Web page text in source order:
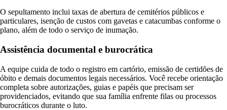
O sepultamento inclui taxas de abertura de cemitérios públicos e
particulares, isenção de custos com gavetas e catacumbas conforme o
plano, além de todo o serviço de inumação.
Assistência documental e burocrática
A equipe cuida de todo o registro em cartório, emissão de certidões de
óbito e demais documentos legais necessários. Você recebe orientação
completa sobre autorizações, guias e papéis que precisam ser
providenciados, evitando que sua família enfrente filas ou processos
burocráticos durante o luto.